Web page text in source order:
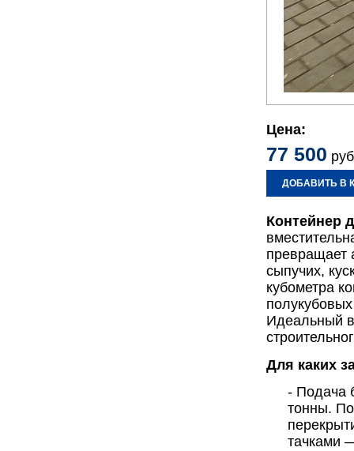
Цена:
77 500
ДОБАВИТЬ В
Контейнер
превращает
сыпучих,
кубометра
Идеальный
Для каких
- Подача
тонны.
тачками